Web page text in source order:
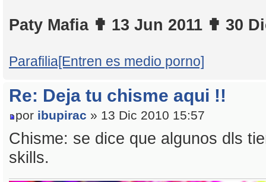
Paty Mafia ✟ 13 Jun 2011 ✟ 30
Parafilia[Entren es medio porno]
Re: Deja tu chisme aqui !!
por ibupirac » 13 Dic 2010 15:57
Chisme: se dice que algunos dls
skills.